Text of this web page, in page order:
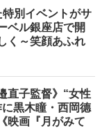
別イベントがサ
ベル銀座店で開
く～笑顔あふれ
直子監督》“女性
黒木瞳・西岡德
映画『月がみて